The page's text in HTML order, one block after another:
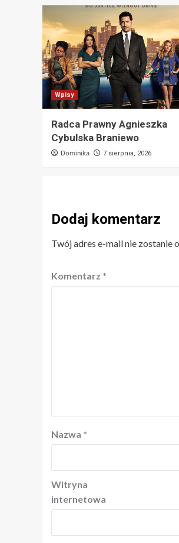
Wpisy
Radca Prawny Agnieszka
Cybulska Braniewo
Dominika 7 sierpnia, 2026
Dodaj komentarz
Twój adres e-mail nie zostanie
Komentarz *
Nazwa *
Witryna
internetowa